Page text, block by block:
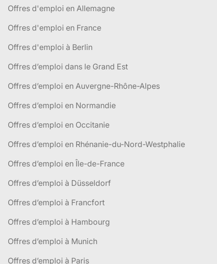
Offres d'emploi en Allemagne
Offres d'emploi en France
Offres d'emploi à Berlin
Offres d’emploi dans le Grand Est
Offres d’emploi en Auvergne-Rhône-Alpes
Offres d’emploi en Normandie
Offres d’emploi en Occitanie
Offres d’emploi en Rhénanie-du-Nord-Westphalie
Offres d’emploi en Île-de-France
Offres d’emploi à Düsseldorf
Offres d’emploi à Francfort
Offres d’emploi à Hambourg
Offres d’emploi à Munich
Offres d’emploi à Paris